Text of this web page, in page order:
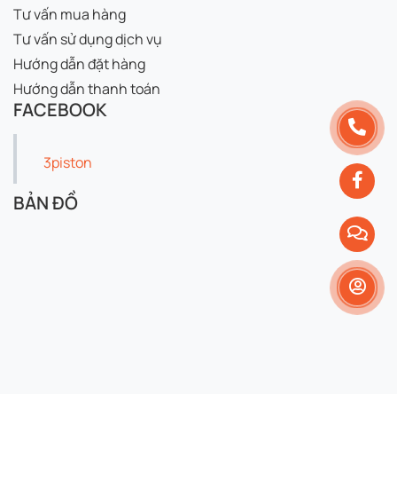
Tư vấn mua hàng
Tư vấn sử dụng dịch vụ
Hướng dẫn đặt hàng
Hướng dẫn thanh toán
FACEBOOK
3piston
BẢN ĐỒ